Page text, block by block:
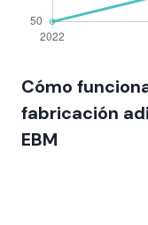
Cómo
fabricación
EBM